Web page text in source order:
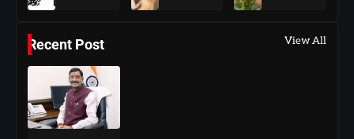
Recent Post View All